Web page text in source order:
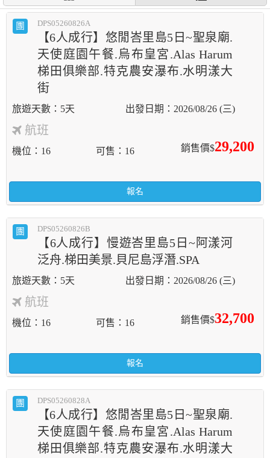
團 DPS05260826A
【6人成行】悠閒峇里島5日~聖泉廟.
天使庭園午餐.烏布皇宮.Alas Harum
梯田俱樂部.特克農安瀑布.水明漾大
街
5天 2026/08/26 (三)
航班
銷售價$29,200
機位 16 可售 16
報名
團 DPS05260826B
【6人成行】慢遊峇里島5日~阿漾河
泛舟.梯田美景.貝尼島浮潛.SPA
5天 2026/08/26 (三)
航班
銷售價$32,700
機位 16 可售 16
報名
團 DPS05260828A
【6人成行】悠閒峇里島5日~聖泉廟.
天使庭園午餐.烏布皇宮.Alas Harum
梯田俱樂部.特克農安瀑布.水明漾大